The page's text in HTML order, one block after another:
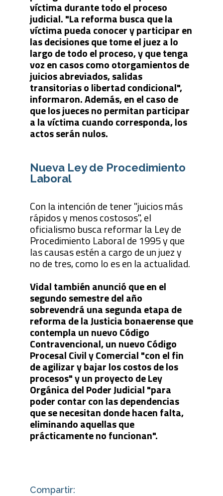
víctima durante todo el proceso
judicial. "La reforma busca que la
víctima pueda conocer y participar en
las decisiones que tome el juez a lo
largo de todo el proceso, y que tenga
voz en casos como otorgamientos de
juicios abreviados, salidas
transitorias o libertad condicional",
informaron. Además, en el caso de
que los jueces no permitan participar
a la víctima cuando corresponda, los
actos serán nulos.
Nueva Ley de Procedimiento
Laboral
Con la intención de tener "juicios más
rápidos y menos costosos", el
oficialismo busca reformar la Ley de
Procedimiento Laboral de 1995 y que
las causas estén a cargo de un juez y
no de tres, como lo es en la actualidad.
Vidal también anunció que en el
segundo semestre del año
sobrevendrá una segunda etapa de
reforma de la Justicia bonaerense que
contempla un nuevo Código
Contravencional, un nuevo Código
Procesal Civil y Comercial "con el fin
de agilizar y bajar los costos de los
procesos" y un proyecto de Ley
Orgánica del Poder Judicial "para
poder contar con las dependencias
que se necesitan donde hacen falta,
eliminando aquellas que
prácticamente no funcionan".
Compartir: